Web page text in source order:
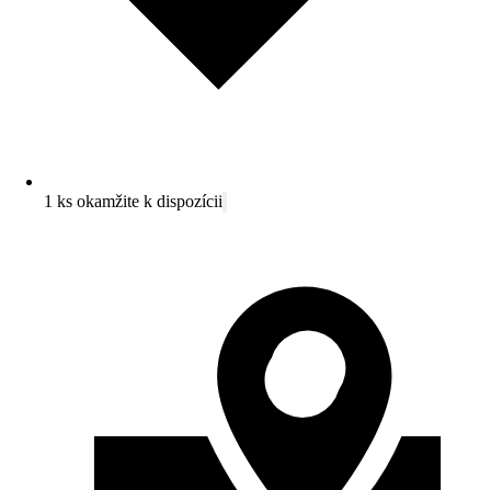
1 ks okamžite k dispozícii